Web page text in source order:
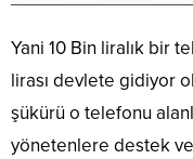
Yani 10 Bin liralık bir
lirası devlete gidiyor
şükürü o telefonu
yönetenlere destek